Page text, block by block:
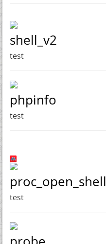
shell_v2
test
phpinfo
test
proc_open_shell
test